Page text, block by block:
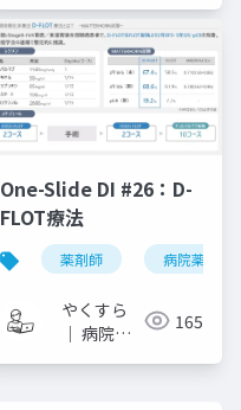
イドメモ
one-slide di arb
One-Slide DI #26：D-
FLOT療法
薬剤師 病院薬剤師
やくすら
｜ 病院薬
165